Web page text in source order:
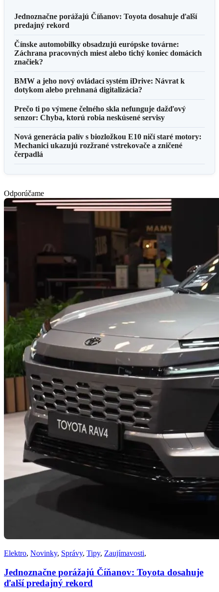
Jednoznačne porážajú Číňanov: Toyota dosahuje ďalší
predajný rekord
Čínske automobilky obsadzujú európske továrne:
Záchrana pracovných miest alebo tichý koniec domácich
značiek?
BMW a jeho nový ovládací systém iDrive: Návrat k
dotykom alebo prehnaná digitalizácia?
Prečo ti po výmene čelného skla nefunguje dažďový
senzor: Chyba, ktorú robia neskúsené servisy
Nová generácia palív s biozložkou E10 ničí staré motory:
Mechanici ukazujú rozžrané vstrekovače a zničené
čerpadlá
Odporúčame
Elektro, Novinky, Správy, Tipy, Zaujímavosti,
Jednoznačne porážajú Číňanov: Toyota dosahuje
ďalší predajný rekord